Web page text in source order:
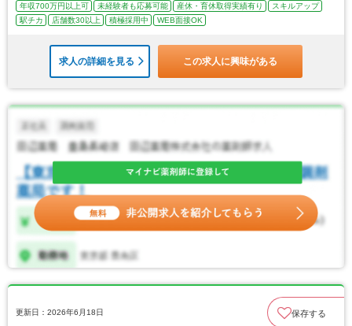
年収700万円以上可 未経験者も応募可能 産休・育休取得実績有り
スキルアップ
駅チカ
店舗数30以上 積極採用中 WEB面接OK
求人の詳細を見る この求人に興味がある
更新日：2026年6月18日 保存する